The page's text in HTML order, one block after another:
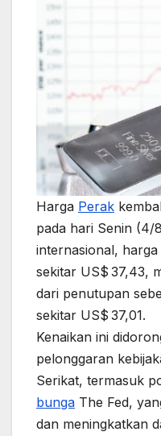
Harga Perak
pada hari Senin (4/
internasional,
sekitar US$ 37,43,
dari penutupan
sekitar US$ 37,01.
Kenaikan ini
pelonggaran
Serikat, termasuk
bunga The Fed,
dan meningkatkan